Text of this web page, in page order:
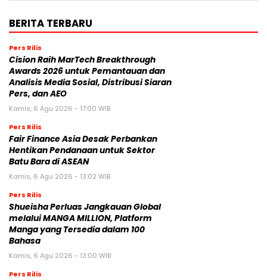
BERITA TERBARU
Pers Rilis
Cision Raih MarTech Breakthrough
Awards 2026 untuk Pemantauan dan
Analisis Media Sosial, Distribusi Siaran
Pers, dan AEO
Kamis, 6 Agu 2026 - 17:00 WIB
Pers Rilis
Fair Finance Asia Desak Perbankan
Hentikan Pendanaan untuk Sektor
Batu Bara di ASEAN
Kamis, 6 Agu 2026 - 13:02 WIB
Pers Rilis
Shueisha Perluas Jangkauan Global
melalui MANGA MILLION, Platform
Manga yang Tersedia dalam 100
Bahasa
Kamis, 6 Agu 2026 - 13:00 WIB
Pers Rilis